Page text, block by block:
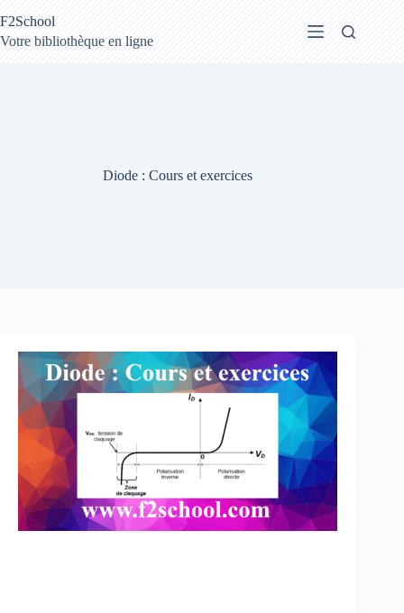
au
contenu
F2School
Votre bibliothèque en ligne
Diode : Cours et exercices